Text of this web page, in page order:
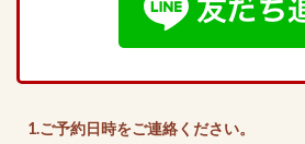
1.ご予約日時をご連絡ください。